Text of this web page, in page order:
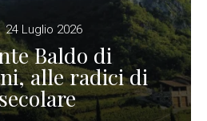
24 Luglio 2026
Baldo di
alle radici di